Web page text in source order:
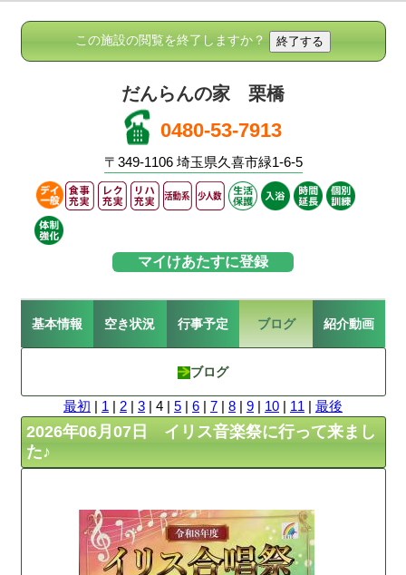
この施設の閲覧を終了しますか？
だんらんの家 栗橋
0480-53-7913
〒349-1106 埼玉県久喜市緑1-6-5
マイけあたすに登録
基本情報 空き状況 行事予定 ブログ 紹介動画
ブログ
最初 | 1 | 2 | 3 | 4 | 5 | 6 | 7 | 8 | 9 | 10 | 11 | 最後
2026年06月07日 イリス音楽祭に行って来まし
た♪